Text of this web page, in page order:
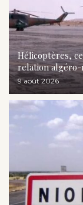
Hélicoptères,
relation
9 août 2026